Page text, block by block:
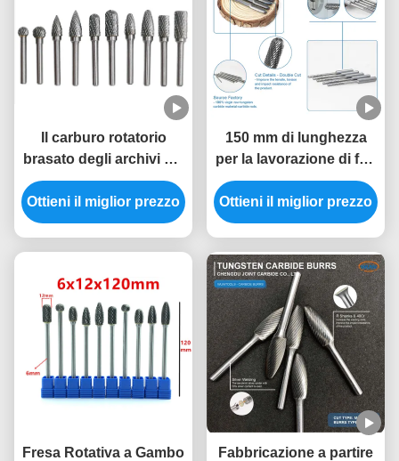
Il carburo rotatorio
brasato degli archivi del
doppio taglio sbava
50000RPM stabilito
Ottieni il miglior prezzo
150 mm di lunghezza
per la lavorazione di fori
a serratura profonda
con pezzi di triturazione
a strisce di carburo
Ottieni il miglior prezzo
Fresa Rotativa a Gambo
Fabbricazione a partire